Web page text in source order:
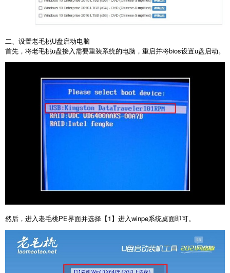
二、设置老毛桃U盘启动电脑
首先，将老毛桃u盘接入需要重装系统的电脑，重启并将bios设置u盘启动。
然后，进入老毛桃PE界面并选择【1】进入winpe系统桌面即可。